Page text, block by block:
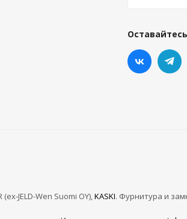
JELD-Wen Suomi OY),KASKI. Фурнитура и